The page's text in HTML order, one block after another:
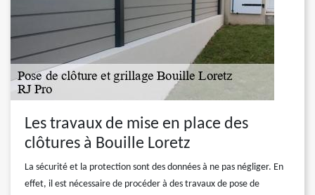
Les travaux de mise en place des
clôtures à Bouille Loretz
La sécurité et la protection sont des données à ne pas négliger. En
effet, il est nécessaire de procéder à des travaux de pose de